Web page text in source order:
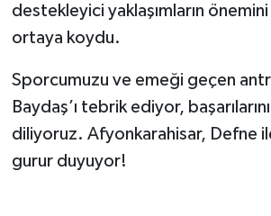
destekleyici yaklaşımların
ortaya koydu.
Sporcumuzu ve emeği geçen
Baydaş’ı tebrik ediyor,
diliyoruz. Afyonkarahisar, Defne
gurur duyuyor!